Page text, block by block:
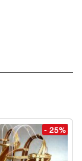
- 25%